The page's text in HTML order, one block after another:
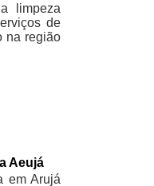
limpeza
de
na região
Aeujá
em Arujá